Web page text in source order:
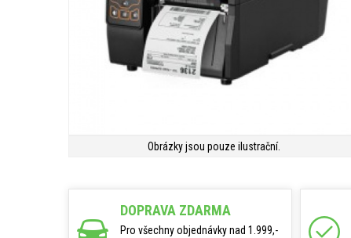
Obrázky jsou pouze ilustrační.
DOPRAVA ZDARMA
Pro všechny objednávky nad 1.999,-